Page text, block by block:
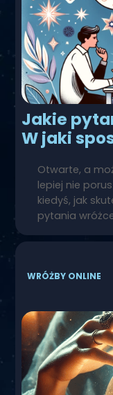
Jakie
W jaki
Otwarte, a
lepiej nie
kiedyś, jak
pytania
WRÓŻBY ONLINE